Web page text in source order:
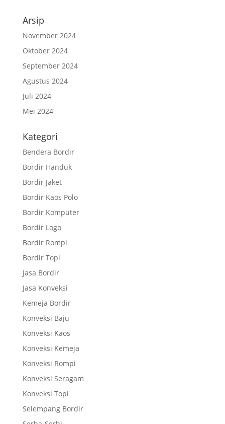
Arsip
November 2024
Oktober 2024
September 2024
Agustus 2024
Juli 2024
Mei 2024
Kategori
Bendera Bordir
Bordir Handuk
Bordir Jaket
Bordir Kaos Polo
Bordir Komputer
Bordir Logo
Bordir Rompi
Bordir Topi
Jasa Bordir
Jasa Konveksi
Kemeja Bordir
Konveksi Baju
Konveksi Kaos
Konveksi Kemeja
Konveksi Rompi
Konveksi Seragam
Konveksi Topi
Selempang Bordir